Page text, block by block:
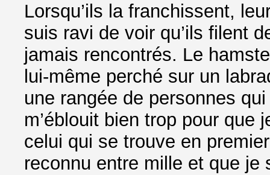
Lorsqu’ils la franchissent,
suis ravi de voir qu’ils filent
jamais rencontrés. Le
lui-même perché sur un
une rangée de personnes
m’éblouit bien trop pour que
celui qui se trouve en
reconnu entre mille et que je